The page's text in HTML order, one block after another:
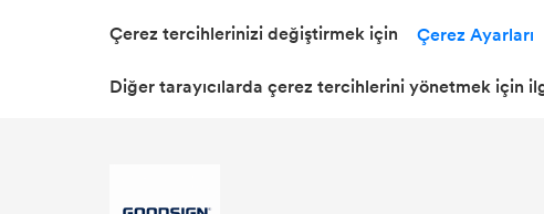
Çerez tercihlerinizi değiştirmek için
Çerez Ayarları
Diğer tarayıcılarda çerez tercihlerini yönetmek için